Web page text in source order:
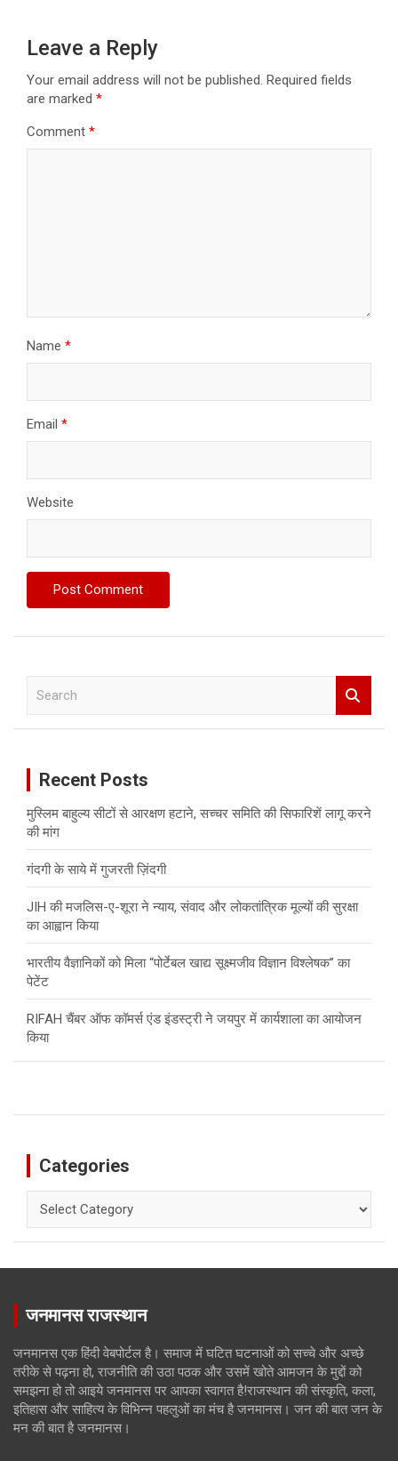
Leave a Reply
Your email address will not be published. Required fields
are marked *
Comment *
Name *
Email *
Website
Recent Posts
मुस्लिम बाहुल्य सीटों से आरक्षण हटाने, सच्चर समिति की सिफारिशें लागू करने
की मांग
गंदगी के साये में गुजरती ज़िंदगी
JIH की मजलिस-ए-शूरा ने न्याय, संवाद और लोकतांत्रिक मूल्यों की सुरक्षा
का आह्वान किया
भारतीय वैज्ञानिकों को मिला “पोर्टेबल खाद्य सूक्ष्मजीव विज्ञान विश्लेषक” का
पेटेंट
RIFAH चैंबर ऑफ कॉमर्स एंड इंडस्ट्री ने जयपुर में कार्यशाला का आयोजन
किया
Categories
जनमानस राजस्थान
जनमानस एक हिंदी वेबपोर्टल है। समाज में घटित घटनाओं को सच्चे और अच्छे
तरीके से पढ़ना हो, राजनीति की उठा पठक और उसमें खोते आमजन के मुद्दों को
समझना हो तो आइये जनमानस पर आपका स्वागत है!राजस्थान की संस्कृति, कला,
इतिहास और साहित्य के विभिन्न पहलुओं का मंच है जनमानस। जन की बात जन के
मन की बात है जनमानस।